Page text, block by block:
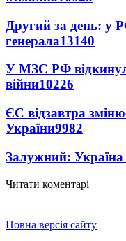
Другий за день: у
генерала13140
У МЗС РФ
війни10226
ЄС відзавтра
України9982
Залужний:
Читати коментарі
Повна версія сайту